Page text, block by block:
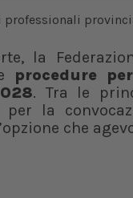
la
procedure
. Tra le
la
che